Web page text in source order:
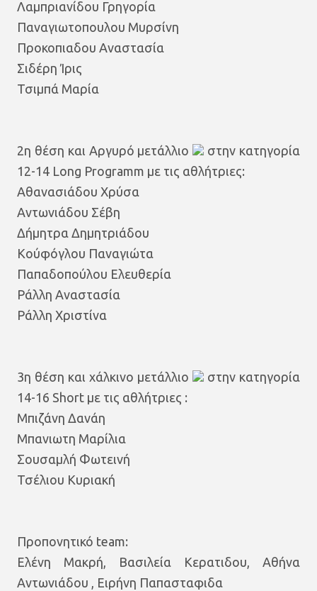
Λαμπριανίδου Γρηγορία
Παναγιωτοπουλου Μυρσίνη
Προκοπιαδου Αναστασία
Σιδέρη Ίρις
Τσιμπά Μαρία
2η θέση και Αργυρό μετάλλιο
στην κατηγορία
12-14 Long Programm με τις αθλήτριες:
Αθανασιάδου Χρύσα
Αντωνιάδου Σέβη
Δήμητρα Δημητριάδου
Κούφόγλου Παναγιώτα
Παπαδοπούλου Ελευθερία
Ράλλη Αναστασία
Ράλλη Χριστίνα
3η θέση και χάλκινο μετάλλιο
στην κατηγορία
14-16 Short με τις αθλήτριες :
Μπιζάνη Δανάη
Μπανιωτη Μαρίλια
Σουσαμλή Φωτεινή
Τσέλιου Κυριακή
Προπονητικό team:
Ελένη Μακρή, Βασιλεία Κερατιδου, Αθήνα
Αντωνιάδου , Ειρήνη Παπασταφιδα